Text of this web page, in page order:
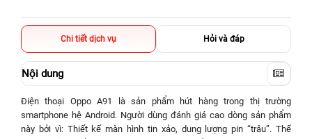
Chi tiết dịch vụ Hỏi và đáp
Nội dung
Điện thoại Oppo A91 là sản phẩm hút hàng trong thị trường
smartphone hệ Android. Người dùng đánh giá cao dòng sản phẩm
này bởi vì: Thiết kế màn hình tin xảo, dung lượng pin “trâu”. Thế